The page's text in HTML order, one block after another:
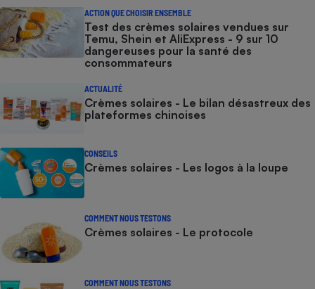
ACTION QUE CHOISIR ENSEMBLE
Test des crèmes solaires vendues sur
Temu, Shein et AliExpress - 9 sur 10
dangereuses pour la santé des
consommateurs
ACTUALITÉ
Crèmes solaires - Le bilan désastreux des
plateformes chinoises
CONSEILS
Crèmes solaires - Les logos à la loupe
COMMENT NOUS TESTONS
Crèmes solaires - Le protocole
COMMENT NOUS TESTONS